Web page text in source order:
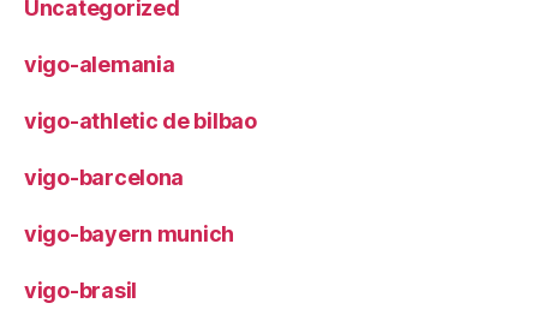
Uncategorized
vigo-alemania
vigo-athletic de bilbao
vigo-barcelona
vigo-bayern munich
vigo-brasil